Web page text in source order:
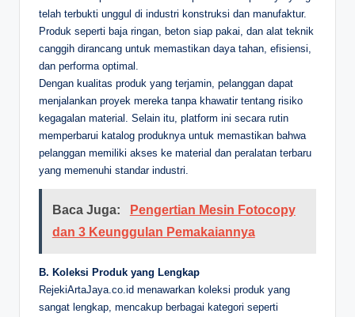
telah terbukti unggul di industri konstruksi dan manufaktur.
Produk seperti baja ringan, beton siap pakai, dan alat teknik
canggih dirancang untuk memastikan daya tahan, efisiensi,
dan performa optimal.
Dengan kualitas produk yang terjamin, pelanggan dapat
menjalankan proyek mereka tanpa khawatir tentang risiko
kegagalan material. Selain itu, platform ini secara rutin
memperbarui katalog produknya untuk memastikan bahwa
pelanggan memiliki akses ke material dan peralatan terbaru
yang memenuhi standar industri.
Baca Juga:
Pengertian Mesin Fotocopy
dan 3 Keunggulan Pemakaiannya
B. Koleksi Produk yang Lengkap
RejekiArtaJaya.co.id menawarkan koleksi produk yang
sangat lengkap, mencakup berbagai kategori seperti